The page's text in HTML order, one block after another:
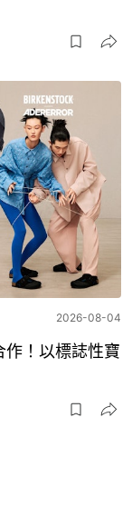
2026-08-04
作！以標誌性寶